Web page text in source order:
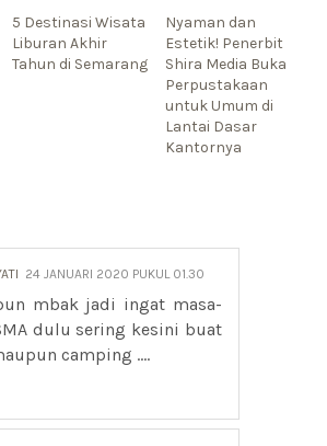
5 Destinasi Wisata
Liburan Akhir
Tahun di Semarang
Nyaman dan
Estetik! Penerbit
Shira Media Buka
Perpustakaan
untuk Umum di
Lantai Dasar
Kantornya
24 JANUARI 2020 PUKUL 01.30
mbak jadi ingat masa-
dulu sering kesini buat
camping ....